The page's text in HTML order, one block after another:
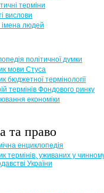
терміни
вислови
імена людей
політичної думки
мови Стуса
бюджетної термінології
термінів Фондового ринку
економіки
та право
енциклопедія
термінів, уживаних у
України